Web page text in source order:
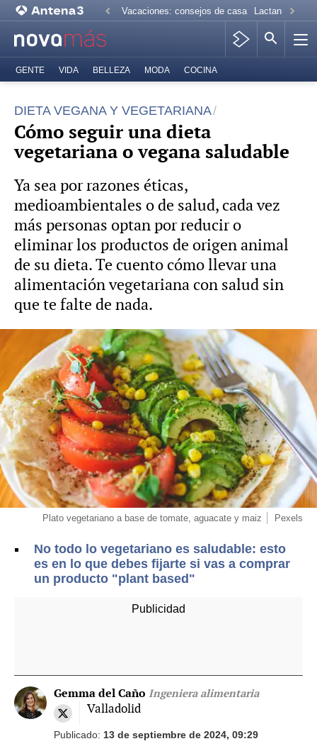
Vacaciones: consejos de casa Lactancia
GENTE VIDA BELLEZA MODA COCINA
DIETA VEGANA Y VEGETARIANA
Cómo seguir una dieta
vegetariana o vegana saludable
Ya sea por razones éticas,
medioambientales o de salud, cada vez
más personas optan por reducir o
eliminar los productos de origen animal
de su dieta. Te cuento cómo llevar una
alimentación vegetariana con salud sin
que te falte de nada.
Plato vegetariano a base de tomate, aguacate y maiz Pexels
No todo lo vegetariano es saludable: esto
es en lo que debes fijarte si vas a comprar
un producto "plant based"
Gemma del Caño Ingeniera alimentaria
Valladolid
Publicado: 13 de septiembre de 2024, 09:29